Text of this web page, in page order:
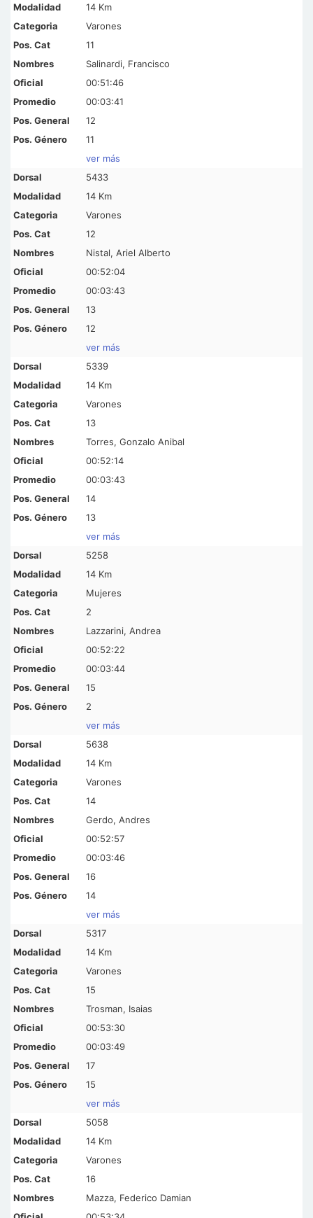
14 Km
Varones
11
Salinardi, Francisco
00:51:46
00:03:41
12
11
ver más
5433
14 Km
Varones
12
Nistal, Ariel Alberto
00:52:04
00:03:43
13
12
ver más
5339
14 Km
Varones
13
Torres, Gonzalo Anibal
00:52:14
00:03:43
14
13
ver más
5258
14 Km
Mujeres
2
Lazzarini, Andrea
00:52:22
00:03:44
15
2
ver más
5638
14 Km
Varones
14
Gerdo, Andres
00:52:57
00:03:46
16
14
ver más
5317
14 Km
Varones
15
Trosman, Isaias
00:53:30
00:03:49
17
15
ver más
5058
14 Km
Varones
16
Mazza, Federico Damian